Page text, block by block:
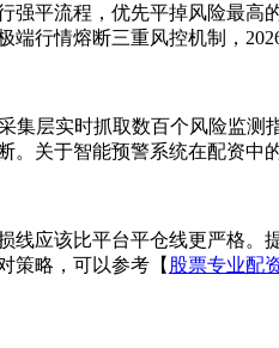
平流程，优先平掉风险最
行情熔断三重风控机制，
集层实时抓取数百个风险监
关于智能预警系统在配资中
线应该比平台平仓线更严格
策略，可以参考【 股票专业配